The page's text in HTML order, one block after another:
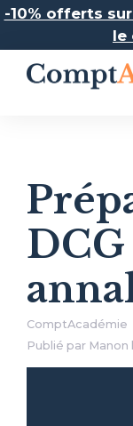
Aller
contenu
-10% offerts
le
DCG
ComptAcadémie
Publié par Manon